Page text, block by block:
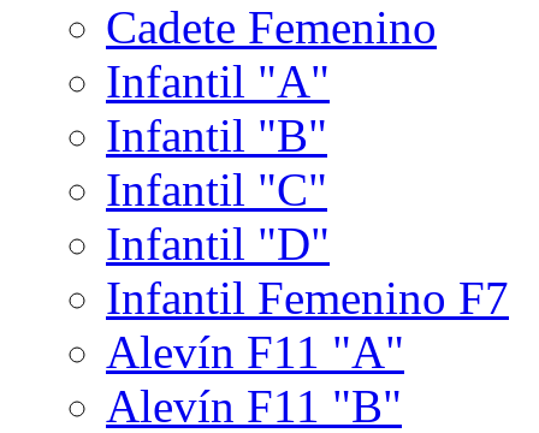
Cadete Femenino
Infantil "A"
Infantil "B"
Infantil "C"
Infantil "D"
Infantil Femenino F7
Alevín F11 "A"
Alevín F11 "B"